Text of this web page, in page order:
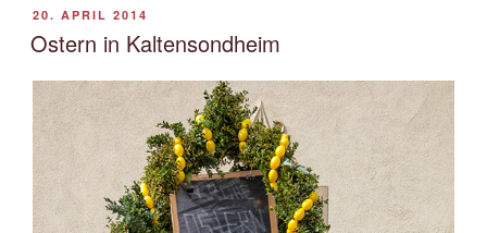
VERÖFFENTLICHT
AM
20. APRIL 2014
Ostern in Kaltensondheim